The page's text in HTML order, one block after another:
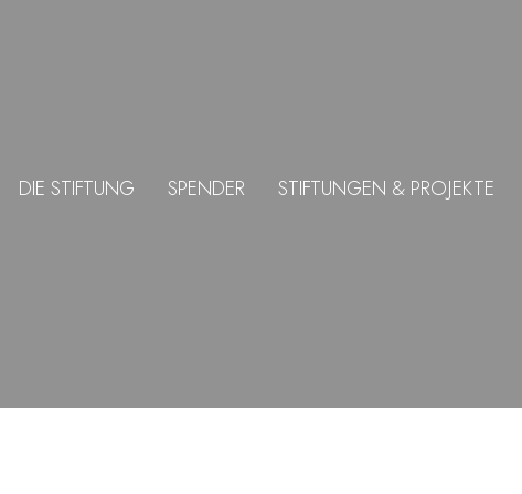
DIE STIFTUNG SPENDER STIFTUNGEN & PROJEKTE